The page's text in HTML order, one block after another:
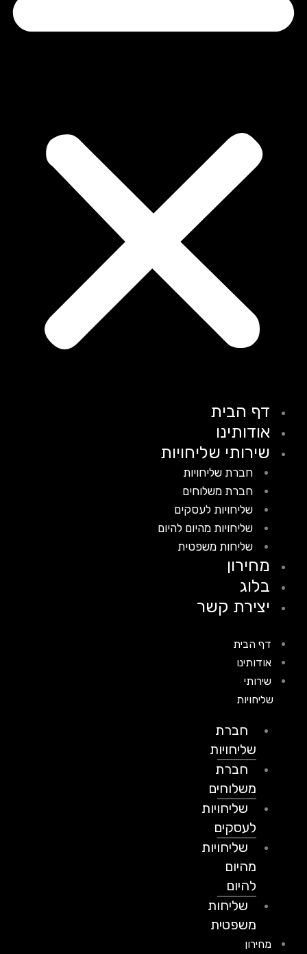
דף הבית
אודותינו
שירותי שליחויות
חברת שליחויות
חברת משלוחים
שליחויות לעסקים
שליחויות מהיום להיום
שליחות משפטית
מחירון
בלוג
יצירת קשר
דף הבית
אודותינו
שירותי
שליחויות
חברת
שליחויות
חברת
משלוחים
שליחויות
לעסקים
שליחויות
מהיום
להיום
שליחות
משפטית
מחירון